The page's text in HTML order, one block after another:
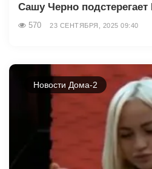
Сашу Черно подстерегает
570 23 СЕНТЯБРЯ, 2025 09:40
Новости Дома-2